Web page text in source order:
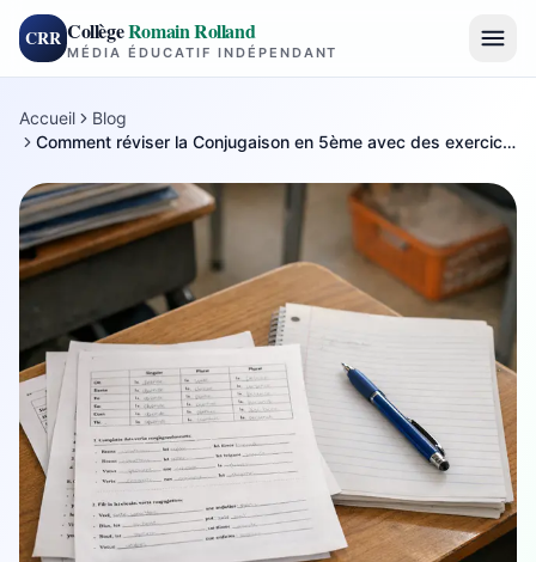
CRR CollègeRomain Rolland
MÉDIA ÉDUCATIF INDÉPENDANT
Accueil
Blog
Comment réviser la Conjugaison en 5ème avec des exercices à imprimer ?